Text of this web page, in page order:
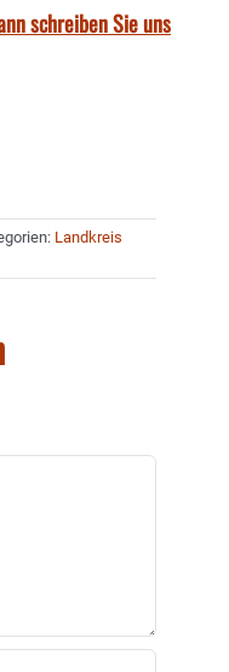
schreiben Sie uns
Landkreis